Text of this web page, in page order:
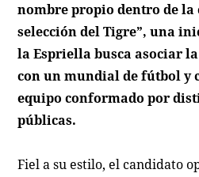
nombre propio dentro de la
selección del Tigre”, una
la Espriella busca asociar
con un mundial de fútbol y
equipo conformado por
públicas.
Fiel a su estilo, el candidato